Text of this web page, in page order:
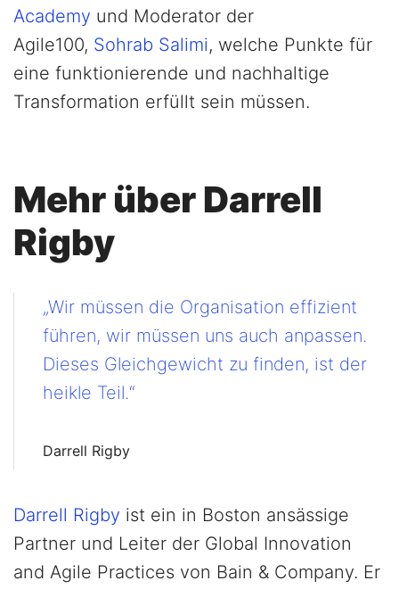
Academy und Moderator der
Agile100, Sohrab Salimi, welche Punkte für
eine funktionierende und nachhaltige
Transformation erfüllt sein müssen.
Mehr über Darrell
Rigby
„Wir müssen die Organisation effizient
führen, wir müssen uns auch anpassen.
Dieses Gleichgewicht zu finden, ist der
heikle Teil.“
Darrell Rigby
Darrell Rigby ist ein in Boston ansässige
Partner und Leiter der Global Innovation
and Agile Practices von Bain & Company. Er